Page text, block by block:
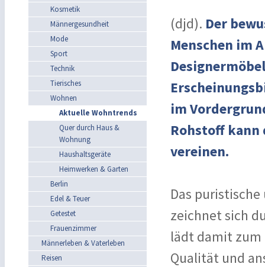
Kosmetik
Männergesundheit
Mode
Sport
Technik
Tierisches
Wohnen
Aktuelle Wohntrends
Quer durch Haus &
Wohnung
Haushaltsgeräte
Heimwerken & Garten
Berlin
Edel & Teuer
Getestet
Frauenzimmer
Männerleben & Vaterleben
Reisen
(djd). Der
Menschen im
im
Rohstoff
vereinen.
Das
zeichnet sich
lädt damit zum
Qualität und